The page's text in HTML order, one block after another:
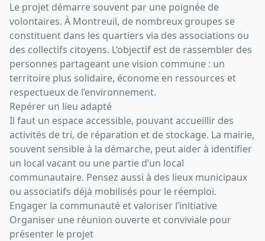
Le projet démarre souvent par une poignée de
volontaires. À Montreuil, de nombreux groupes se
constituent dans les quartiers via des associations ou
des collectifs citoyens. L’objectif est de rassembler des
personnes partageant une vision commune : un
territoire plus solidaire, économe en ressources et
respectueux de l’environnement.
Repérer un lieu adapté
Il faut un espace accessible, pouvant accueillir des
activités de tri, de réparation et de stockage. La mairie,
souvent sensible à la démarche, peut aider à identifier
un local vacant ou une partie d’un local
communautaire. Pensez aussi à des lieux municipaux
ou associatifs déjà mobilisés pour le réemploi.
Engager la communauté et valoriser l’initiative
Organiser une réunion ouverte et conviviale pour
présenter le projet